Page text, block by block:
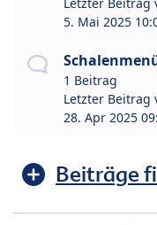
5. Mai 2025
1 Beitrag
Letzter Beitrag
28. Apr 2025
Beiträge